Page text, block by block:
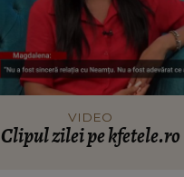
VIDEO
Clipul zilei pe kfetele.ro